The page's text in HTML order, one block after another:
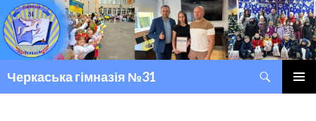
Черкаська гімназія №31